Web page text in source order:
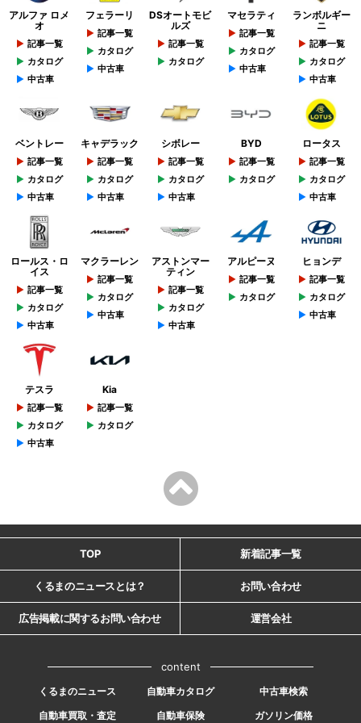
アルファ ロメ
オ
記事一覧
カタログ
中古車
フェラーリ
記事一覧
カタログ
中古車
DSオートモビ
ルズ
記事一覧
カタログ
マセラティ
記事一覧
カタログ
中古車
ランボルギー
ニ
記事一覧
カタログ
中古車
ベントレー
記事一覧
カタログ
中古車
キャデラック
記事一覧
カタログ
中古車
シボレー
記事一覧
カタログ
中古車
BYD
記事一覧
カタログ
ロータス
記事一覧
カタログ
中古車
ロールス・ロ
イス
記事一覧
カタログ
中古車
マクラーレン
記事一覧
カタログ
中古車
アストンマー
ティン
記事一覧
カタログ
中古車
アルピーヌ
記事一覧
カタログ
ヒョンデ
記事一覧
カタログ
中古車
テスラ
記事一覧
カタログ
中古車
Kia
記事一覧
カタログ
TOP 新着記事一覧
くるまのニュースとは？ お問い合わせ
広告掲載に関するお問い合わせ 運営会社
content
くるまのニュース 自動車カタログ
中古車検索
自動車買取・査定
自動車保険 ガソリン価格